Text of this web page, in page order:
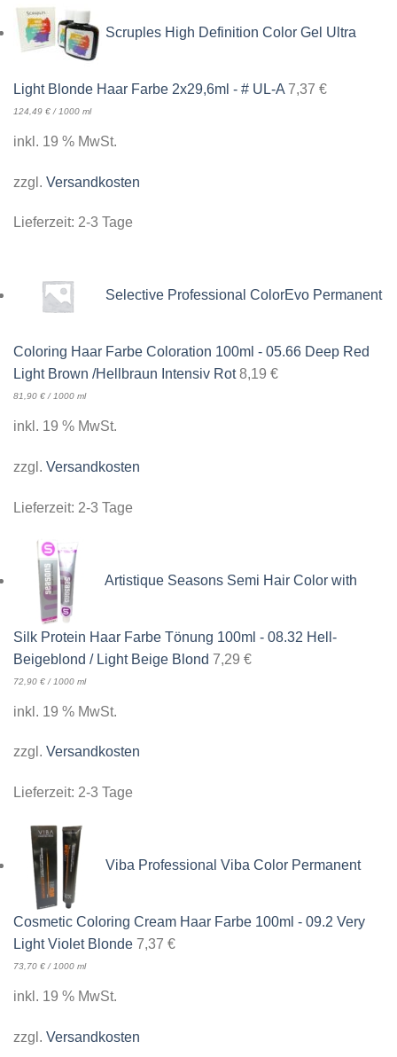
Scruples High Definition Color Gel Ultra
Light Blonde Haar Farbe 2x29,6ml - # UL-A 7,37 €
124,49 € / 1000 ml
inkl. 19 % MwSt.
zzgl. Versandkosten
Lieferzeit: 2-3 Tage
Selective Professional ColorEvo Permanent
Coloring Haar Farbe Coloration 100ml - 05.66 Deep Red
Light Brown /Hellbraun Intensiv Rot 8,19 €
81,90 €/1000 ml
inkl. 19 % MwSt.
zzgl. Versandkosten
Lieferzeit: 2-3 Tage
Artistique Seasons Semi Hair Color with
Silk Protein Haar Farbe Tönung 100ml - 08.32 Hell-
Beigeblond / Light Beige Blond 7,29 €
72,90 € / 1000 ml
inkl. 19 % MwSt.
zzgl. Versandkosten
Lieferzeit: 2-3 Tage
Viba Professional Viba Color Permanent
Cosmetic Coloring Cream Haar Farbe 100ml - 09.2 Very
Light Violet Blonde 7,37 €
73,70 € / 1000 ml
inkl. 19 % MwSt.
zzgl. Versandkosten